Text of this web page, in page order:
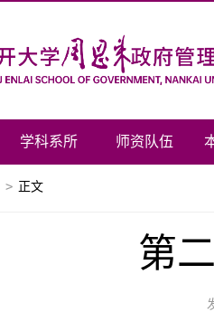
学科系所 师资队伍
> 正文
第